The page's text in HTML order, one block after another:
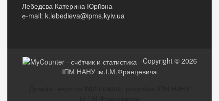
Лебедєва Катерина Юріївна
е-mail: k.lebedieva@ipms.kyiv.ua
Copyright © 2026
ІПМ НАНУ ім.І.М.Францевича